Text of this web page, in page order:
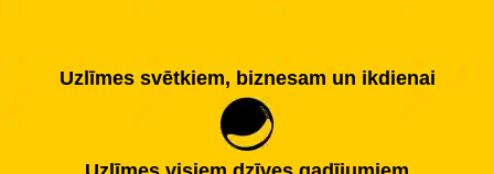
Uzlīmes svētkiem, biznesam un ikdienai